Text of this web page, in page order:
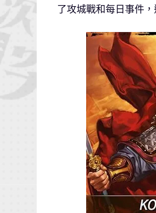
了攻城戰和每日事件